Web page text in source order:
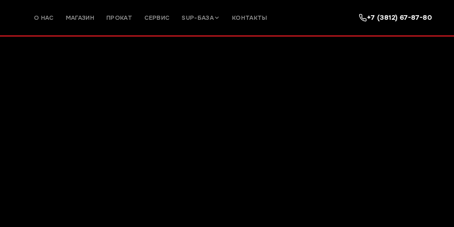
О НАС МАГАЗИН ПРОКАТ СЕРВИС SUP-БАЗА КОНТАКТЫ +7 (3812) 67-87-80